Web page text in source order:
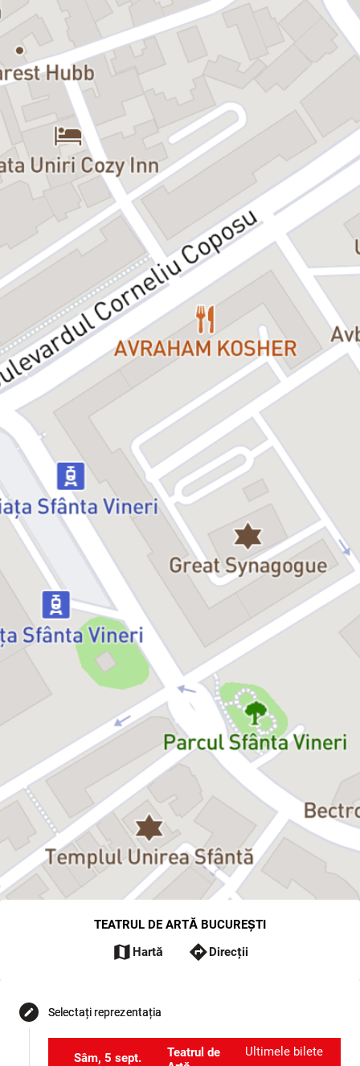
Locuită de mari ambiții profesionale, avocata depune toate
eforturile pentru a-și instrumenta cazul. Doar că Yuki-san nu
colaborează – sau nu în sensul nostru; nu în parametri occidentali.
Pe durata acestui interviu se întâlnesc două lumi care se suprapun
intermitent, iar finalul aduce o răsturnare de situație ce lasă totul
suspendat în ambiguitate și deschide un număr variabil de posibile
urmări.
TEATRUL DE ARTĂ BUCUREȘTI
map Hartă directionsDirecții
edit Selectați reprezentația
Sâm, 5 sept.
Teatrul de
Ultimele bilete